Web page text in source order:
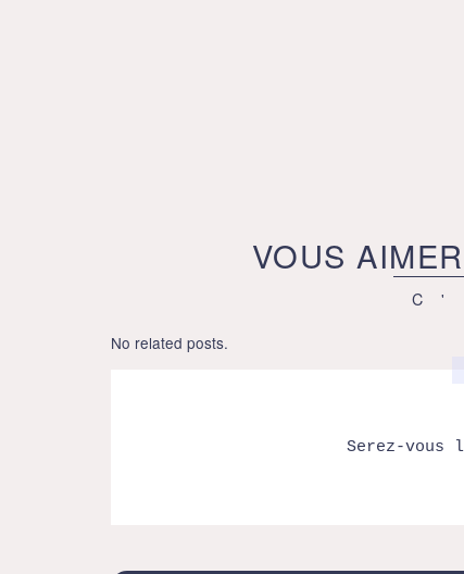
VOUS
No related posts.
Serez-